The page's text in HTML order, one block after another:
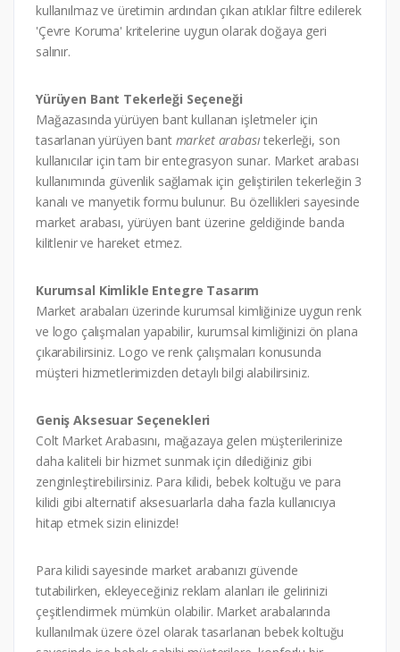
kullanılmaz ve üretimin ardından çıkan atıklar filtre edilerek
'Çevre Koruma' kritelerine uygun olarak doğaya geri
salınır.
Yürüyen Bant Tekerleği Seçeneği
Mağazasında yürüyen bant kullanan işletmeler için
tasarlanan yürüyen bant market arabası tekerleği, son
kullanıcılar için tam bir entegrasyon sunar. Market arabası
kullanımında güvenlik sağlamak için geliştirilen tekerleğin 3
kanalı ve manyetik formu bulunur. Bu özellikleri sayesinde
market arabası, yürüyen bant üzerine geldiğinde banda
kilitlenir ve hareket etmez.
Kurumsal Kimlikle Entegre Tasarım
Market arabaları üzerinde kurumsal kimliğinize uygun renk
ve logo çalışmaları yapabilir, kurumsal kimliğinizi ön plana
çıkarabilirsiniz. Logo ve renk çalışmaları konusunda
müşteri hizmetlerimizden detaylı bilgi alabilirsiniz.
Geniş Aksesuar Seçenekleri
Colt Market Arabasını, mağazaya gelen müşterilerinize
daha kaliteli bir hizmet sunmak için dilediğiniz gibi
zenginleştirebilirsiniz. Para kilidi, bebek koltuğu ve para
kilidi gibi alternatif aksesuarlarla daha fazla kullanıcıya
hitap etmek sizin elinizde!
Para kilidi sayesinde market arabanızı güvende
tutabilirken, ekleyeceğiniz reklam alanları ile gelirinizi
çeşitlendirmek mümkün olabilir. Market arabalarında
kullanılmak üzere özel olarak tasarlanan bebek koltuğu